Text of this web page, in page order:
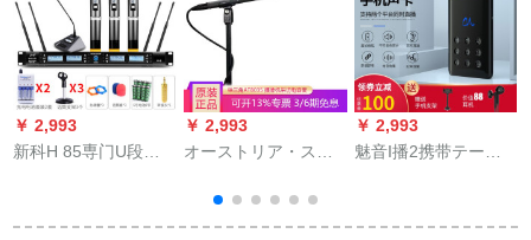
￥ 2,993
新科H 85専门U段无
轮式マイクH 85本体
￥ 2,993
オーストリア・ステ
オン·ビビー·コーンデ
ザン·麦公式入札
￥ 2,993
魅音I播2携带テープ
バードボーイズ通称